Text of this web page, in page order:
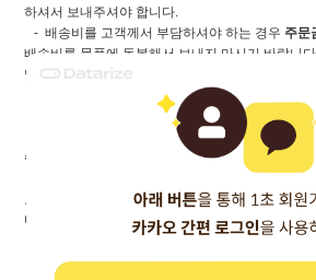
하셔서 보내주셔야 합니다.
- 배송비를 고객께서 부담하셔야 하는 경우 주문
배송비를 물품에 동봉해서 보내지 마시기 바랍니
및 현금인 경우 배송비 차감 후 환불해 드립니다.)
- 물건과 동봉해서 보낸
배송비가 분실되는 경우
으로 여러 번 나눠서 받으신 경우 동일
수령일
하시면 됩니다.
(※ 반품시 부분배송으로 받으신 상품 전부를
보내주셔야 합니다. 분할 반품시 박스 수만큼 추가
다.)
- 배송비 부담 주체는 아래와 같이 구분합니다.